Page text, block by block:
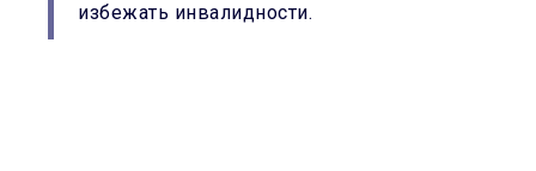
избежать инвалидности.